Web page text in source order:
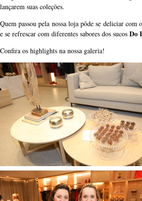
lançarem suas coleções.
Quem passou pela nossa loja pôde se deliciar
e se refrescar com diferentes sabores dos sucos Do
Confira os highlights na nossa galeria!